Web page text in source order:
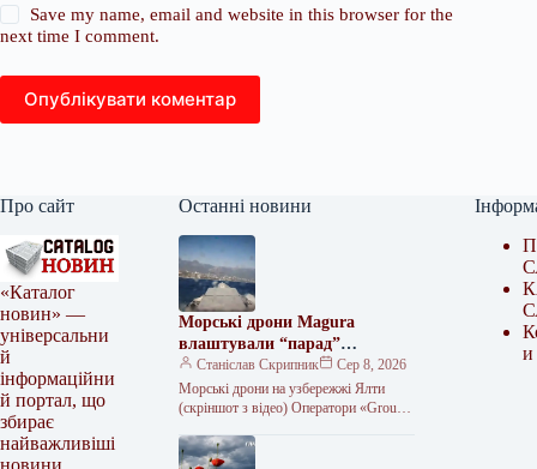
Save my name, email and website in this browser for the
next time I comment.
Опублікувати коментар
Про сайт
«Каталог
новин» —
універсальни
й
інформаційни
й портал, що
збирає
найважливіші
новини
Останні новини
Морські дрони Magura
влаштували “парад”
неподалік Ялти
Станіслав Скрипник
Сер 8, 2026
Морські дрони на узбережжі Ялти
(скріншот з відео) Оператори «Group
південного узбережжя Криму до
Дня…
и